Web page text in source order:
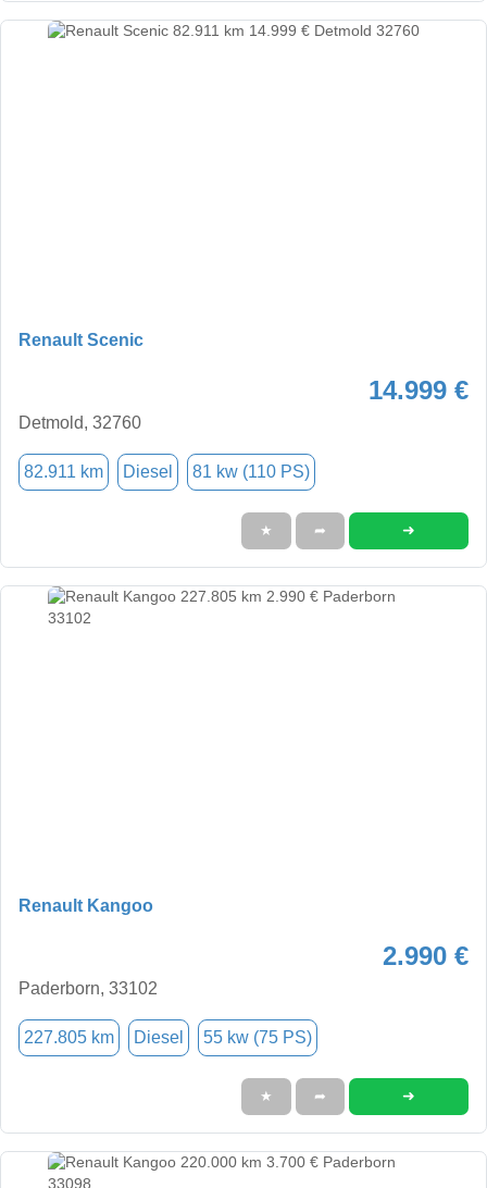
Renault Scenic
14.999 €
Detmold, 32760
82.911 km Diesel 81 kw (110 PS)
★ ➦ ➜
Renault Kangoo
2.990 €
Paderborn, 33102
227.805 km Diesel 55 kw (75 PS)
★ ➦ ➜